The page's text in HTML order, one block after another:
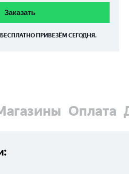
Заказать
БЕСПЛАТНО ПРИВЕЗЁМ СЕГОДНЯ.
Оплата